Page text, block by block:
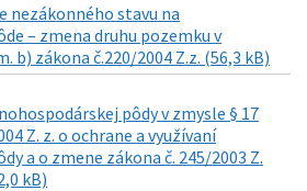
nezákonného stavu na
– zmena druhu pozemku v
b) zákona č.220/2004 Z.z. (56,3 kB)
pôdy v zmysle § 17
Z. z. o ochrane a využívaní
a o zmene zákona č. 245/2003 Z.
kB)